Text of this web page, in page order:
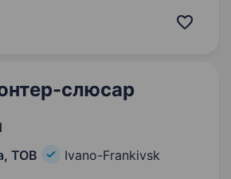
до імпортної та
слюсар
ТОВ
Ivano-Frankivsk